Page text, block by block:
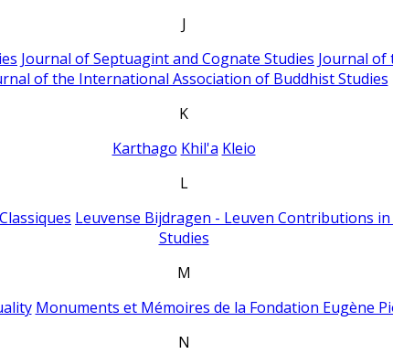
J
Journal of Septuagint and Cognate Studies Journal of
of the International Association of Buddhist Studies
K
Karthago Khil'a Kleio
L
Leuvense Bijdragen - Leuven Contributions
Studies
M
Monuments et Mémoires de la Fondation Eugène
N